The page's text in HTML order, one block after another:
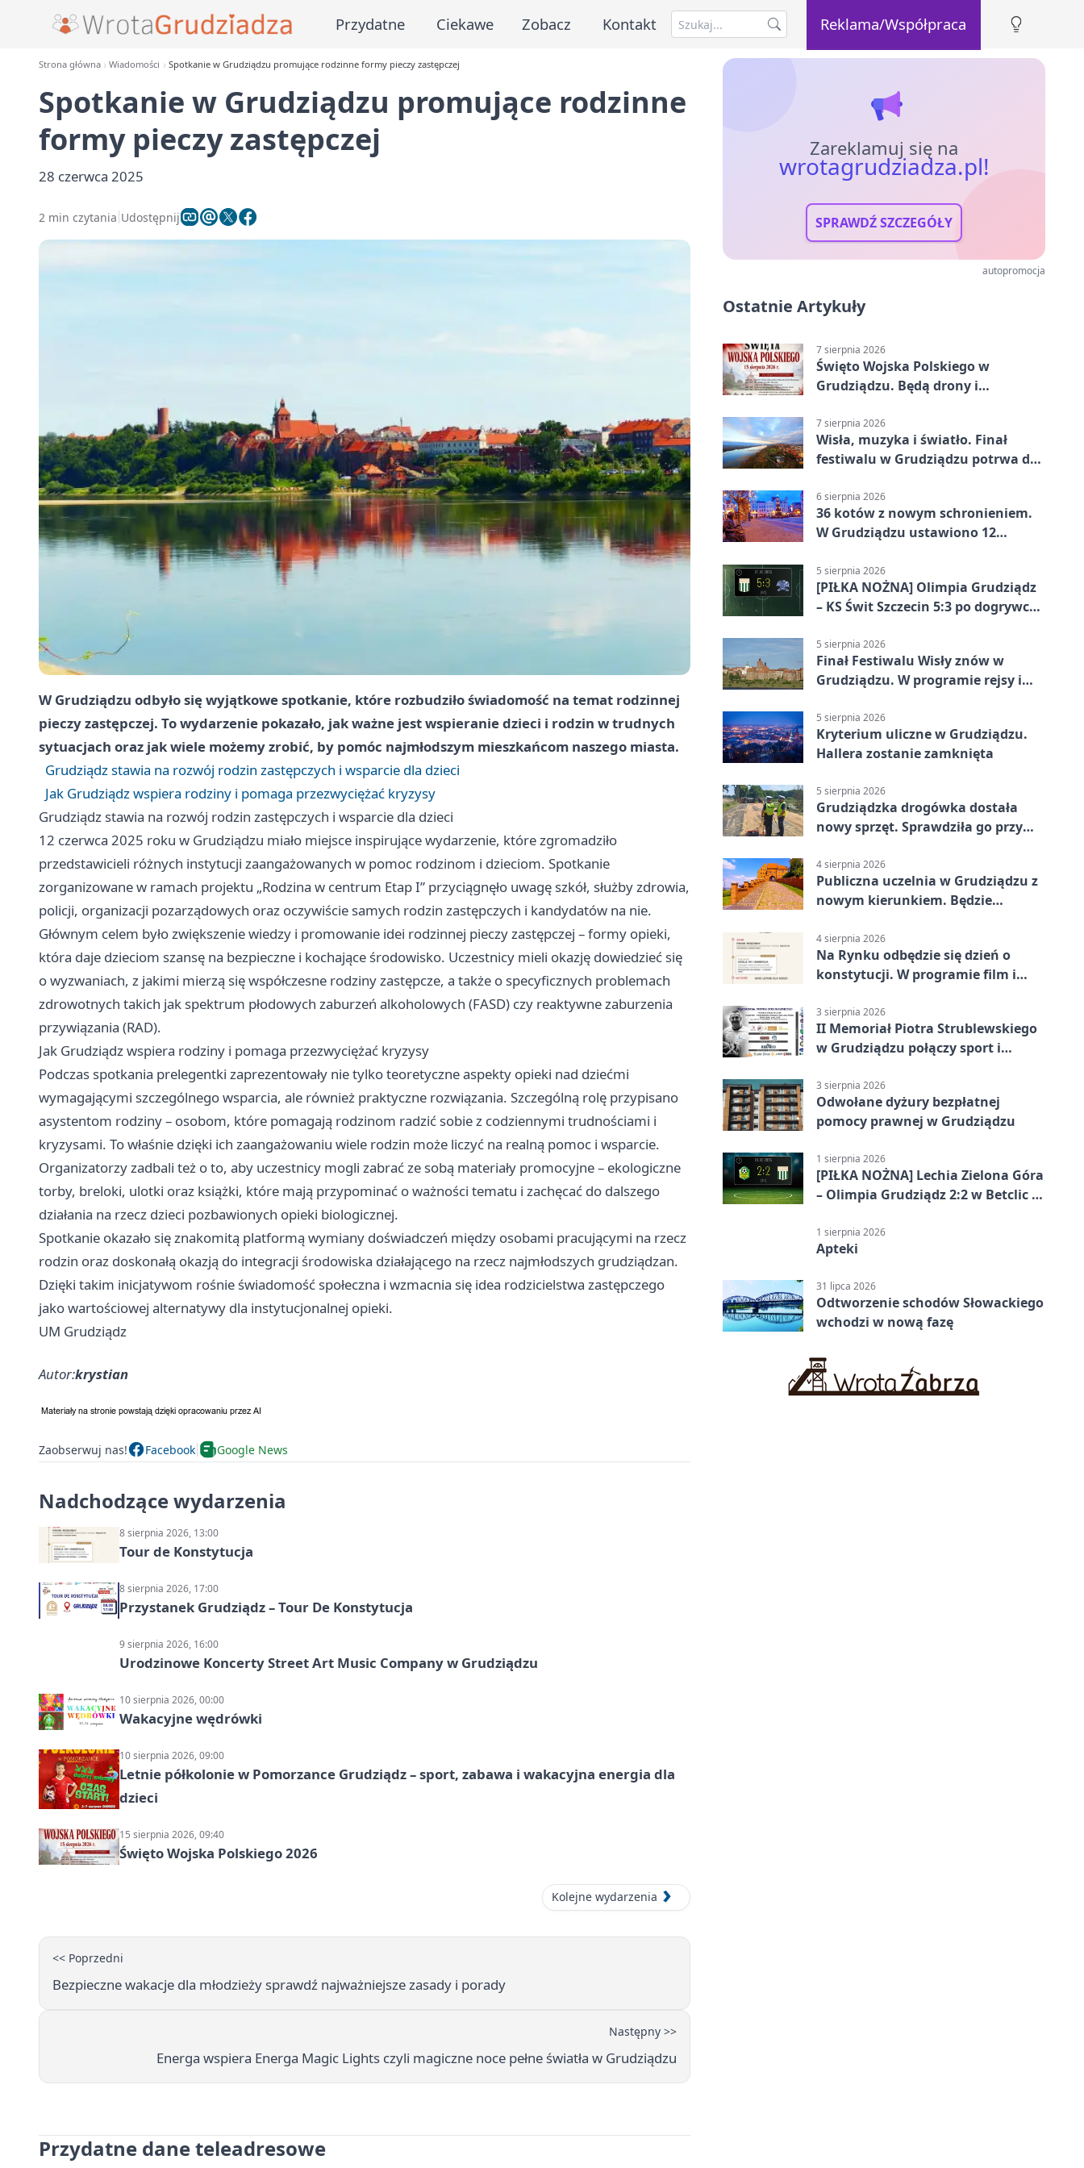
Przydatne Ciekawe Zobacz Kontakt Reklama/Współpraca
Strona główna Wiadomości Spotkanie w Grudziądzu promujące rodzinne formy pieczy zastępczej
Spotkanie w Grudziądzu promujące rodzinne
formy pieczy zastępczej
28 czerwca 2025
2 min czytania Udostępnij
W Grudziądzu odbyło się wyjątkowe spotkanie, które rozbudziło świadomość na temat rodzinnej
pieczy zastępczej. To wydarzenie pokazało, jak ważne jest wspieranie dzieci i rodzin w trudnych
sytuacjach oraz jak wiele możemy zrobić, by pomóc najmłodszym mieszkańcom naszego miasta.
Grudziądz stawia na rozwój rodzin zastępczych i wsparcie dla dzieci
Jak Grudziądz wspiera rodziny i pomaga przezwyciężać kryzysy
Grudziądz stawia na rozwój rodzin zastępczych i wsparcie dla dzieci
12 czerwca 2025 roku w Grudziądzu miało miejsce inspirujące wydarzenie, które zgromadziło
przedstawicieli różnych instytucji zaangażowanych w pomoc rodzinom i dzieciom. Spotkanie
zorganizowane w ramach projektu „Rodzina w centrum Etap I” przyciągnęło uwagę szkół, służby zdrowia,
policji, organizacji pozarządowych oraz oczywiście samych rodzin zastępczych i kandydatów na nie.
Głównym celem było zwiększenie wiedzy i promowanie idei rodzinnej pieczy zastępczej – formy opieki,
która daje dzieciom szansę na bezpieczne i kochające środowisko. Uczestnicy mieli okazję dowiedzieć się
o wyzwaniach, z jakimi mierzą się współczesne rodziny zastępcze, a także o specyficznych problemach
zdrowotnych takich jak spektrum płodowych zaburzeń alkoholowych (FASD) czy reaktywne zaburzenia
przywiązania (RAD).
Jak Grudziądz wspiera rodziny i pomaga przezwyciężać kryzysy
Podczas spotkania prelegentki zaprezentowały nie tylko teoretyczne aspekty opieki nad dziećmi
wymagającymi szczególnego wsparcia, ale również praktyczne rozwiązania. Szczególną rolę przypisano
asystentom rodziny – osobom, które pomagają rodzinom radzić sobie z codziennymi trudnościami i
kryzysami. To właśnie dzięki ich zaangażowaniu wiele rodzin może liczyć na realną pomoc i wsparcie.
Organizatorzy zadbali też o to, aby uczestnicy mogli zabrać ze sobą materiały promocyjne – ekologiczne
torby, breloki, ulotki oraz książki, które mają przypominać o ważności tematu i zachęcać do dalszego
działania na rzecz dzieci pozbawionych opieki biologicznej.
Spotkanie okazało się znakomitą platformą wymiany doświadczeń między osobami pracującymi na rzecz
rodzin oraz doskonałą okazją do integracji środowiska działającego na rzecz najmłodszych grudziądzan.
Dzięki takim inicjatywom rośnie świadomość społeczna i wzmacnia się idea rodzicielstwa zastępczego
jako wartościowej alternatywy dla instytucjonalnej opieki.
UM Grudziądz
Autor:krystian
Zaobserwuj nas! Facebook Google News
Nadchodzące wydarzenia
8 sierpnia 2026, 13:00
Tour de Konstytucja
8 sierpnia 2026, 17:00
Przystanek Grudziądz – Tour De Konstytucja
9 sierpnia 2026, 16:00
Urodzinowe Koncerty Street Art Music Company w Grudziądzu
10 sierpnia 2026, 00:00
Wakacyjne wędrówki
10 sierpnia 2026, 09:00
Letnie półkolonie w Pomorzance Grudziądz – sport, zabawa i wakacyjna energia dla
dzieci
15 sierpnia 2026, 09:40
Święto Wojska Polskiego 2026
Kolejne wydarzenia
<< Poprzedni
Bezpieczne wakacje dla młodzieży sprawdź najważniejsze zasady i porady
Następny >>
Energa wspiera Energa Magic Lights czyli magiczne noce pełne światła w Grudziądzu
Przydatne dane teleadresowe
Zareklamuj się na
wrotagrudziadza.pl!
SPRAWDŹ SZCZEGÓŁY
autopromocja
Ostatnie Artykuły
7 sierpnia 2026
Święto Wojska Polskiego w
Grudziądzu. Będą drony i
7 sierpnia 2026
Wisła, muzyka i światło. Finał
festiwalu w Grudziądzu potrwa do
6 sierpnia 2026
36 kotów z nowym schronieniem.
W Grudziądzu ustawiono 12
5 sierpnia 2026
[PIŁKA NOŻNA] Olimpia Grudziądz
– KS Świt Szczecin 5:3 po dogrywce
odwrócili losy meczu
5 sierpnia 2026
Finał Festiwalu Wisły znów w
Grudziądzu. W programie rejsy i
5 sierpnia 2026
Kryterium uliczne w Grudziądzu.
Hallera zostanie zamknięta
5 sierpnia 2026
Grudziądzka drogówka dostała
nowy sprzęt. Sprawdziła go przy
4 sierpnia 2026
Publiczna uczelnia w Grudziądzu z
nowym kierunkiem. Będzie
4 sierpnia 2026
Na Rynku odbędzie się dzień o
konstytucji. W programie film i
3 sierpnia 2026
II Memoriał Piotra Strublewskiego
w Grudziądzu połączy sport i
3 sierpnia 2026
Odwołane dyżury bezpłatnej
pomocy prawnej w Grudziądzu
1 sierpnia 2026
[PIŁKA NOŻNA] Lechia Zielona Góra
– Olimpia Grudziądz 2:2 w Betclic 2.
końcówce
1 sierpnia 2026
Apteki
31 lipca 2026
Odtworzenie schodów Słowackiego
wchodzi w nową fazę